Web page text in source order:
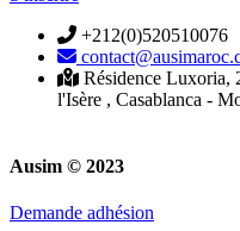
+212(0)520510076
Résidence Luxoria,
l'Isère , Casablanca -
Ausim © 2023
Demande adhésion